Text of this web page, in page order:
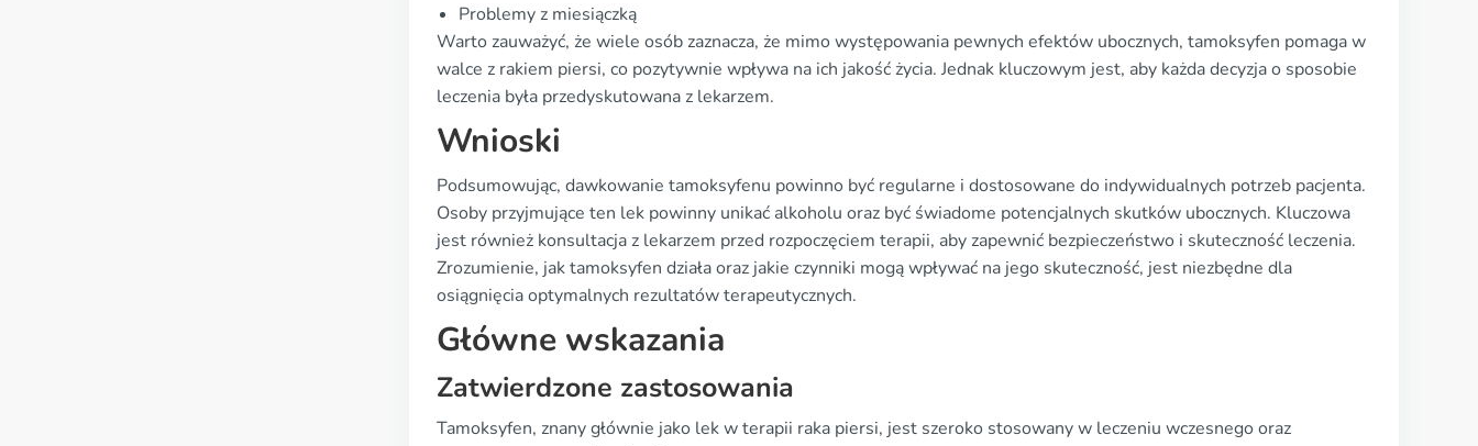
Problemy z miesiączką
Warto zauważyć, że wiele osób zaznacza, że mimo występowania pewnych efektów ubocznych, tamoksyfen pomaga w
walce z rakiem piersi, co pozytywnie wpływa na ich jakość życia. Jednak kluczowym jest, aby każda decyzja o sposobie
leczenia była przedyskutowana z lekarzem.
Wnioski
Podsumowując, dawkowanie tamoksyfenu powinno być regularne i dostosowane do indywidualnych potrzeb pacjenta.
Osoby przyjmujące ten lek powinny unikać alkoholu oraz być świadome potencjalnych skutków ubocznych. Kluczowa
jest również konsultacja z lekarzem przed rozpoczęciem terapii, aby zapewnić bezpieczeństwo i skuteczność leczenia.
Zrozumienie, jak tamoksyfen działa oraz jakie czynniki mogą wpływać na jego skuteczność, jest niezbędne dla
osiągnięcia optymalnych rezultatów terapeutycznych.
Główne wskazania
Zatwierdzone zastosowania
Tamoksyfen, znany głównie jako lek w terapii raka piersi, jest szeroko stosowany w leczeniu wczesnego oraz